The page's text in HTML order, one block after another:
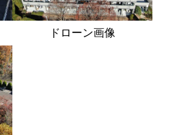
ドローン画像